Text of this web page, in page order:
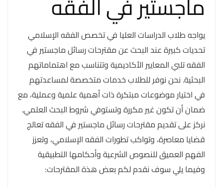
يواجه طلاب الدراسات العليا في تخصص الفقه الإسلامي
تحديات كبيرة عند البحث عن مقترحات رسائل ماجستير في
الفقه تلبي المعايير الأكاديمية وتتناسب مع اهتماماتهم
البحثية. نحن نوفر للطلاب خدمات متخصصة لمساعدتهم
في اختيار موضوعات مبتكرة ذات أهمية علمية وعملية، مع
ضمان أن تكون غير مكررة وتستوفي شروط البحث العلمي.
نركز على تقديم مقترحات رسائل ماجستير في الفقه تعالج
قضايا معاصرة، وتواكب تطورات الفقه الإسلامي، وتعزز
الفهم العميق للنصوص الشرعية وأحكامها التطبيقية
وفيما يلي سوف نقدم لكم بعض هذة المقترحات: